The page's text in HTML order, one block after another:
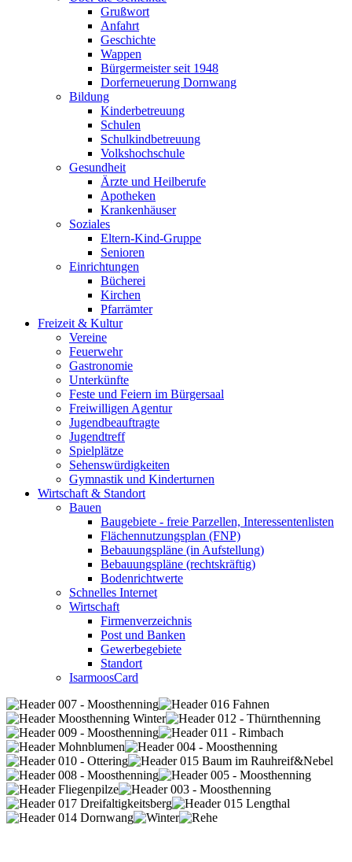
Grußwort
Anfahrt
Geschichte
Wappen
Bürgermeister seit 1948
Dorferneuerung Dornwang
Bildung
Kinderbetreuung
Schulen
Schulkindbetreuung
Volkshochschule
Gesundheit
Ärzte und Heilberufe
Apotheken
Krankenhäuser
Soziales
Eltern-Kind-Gruppe
Senioren
Einrichtungen
Bücherei
Kirchen
Pfarrämter
Freizeit & Kultur
Vereine
Feuerwehr
Gastronomie
Unterkünfte
Feste und Feiern im Bürgersaal
Freiwilligen Agentur
Jugendbeauftragte
Jugendtreff
Spielplätze
Sehenswürdigkeiten
Gymnastik und Kinderturnen
Wirtschaft & Standort
Bauen
Baugebiete - freie Parzellen, Interessentenlisten
Flächennutzungsplan (FNP)
Bebauungspläne (in Aufstellung)
Bebauungspläne (rechtskräftig)
Bodenrichtwerte
Schnelles Internet
Wirtschaft
Firmenverzeichnis
Post und Banken
Gewerbegebiete
Standort
IsarmoosCard